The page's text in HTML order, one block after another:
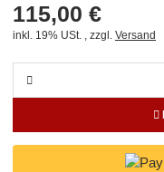
115,00 €
inkl. 19% USt. , zzgl. Versand